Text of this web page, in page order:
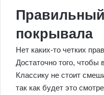
покрывала
Нет каких-то четких
Достаточно того, чтобы
Классику не стоит
так как будет это